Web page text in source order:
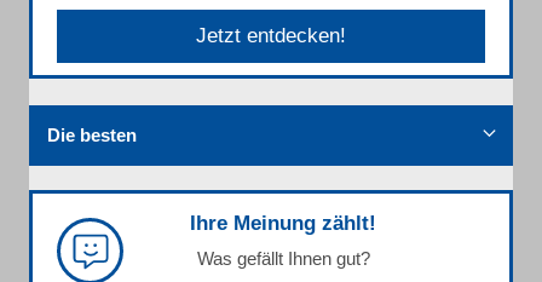
Jetzt entdecken!
Die besten
Ihre Meinung zählt!
Was gefällt Ihnen gut?